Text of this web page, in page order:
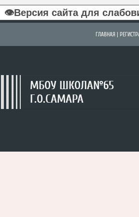
👁Версия сайта для
ГЛАВНАЯ
МБОУ ШКОЛА№65
Г.О.САМАРА